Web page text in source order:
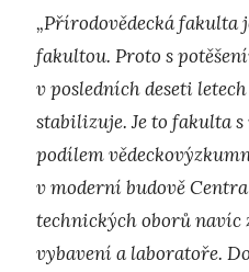
„Přírodovědecká fakulta
fakultou. Proto s
v posledních deseti
stabilizuje. Je to fakulta
podílem
v moderní budově
technických oborů navíc
vybavení a laboratoře.